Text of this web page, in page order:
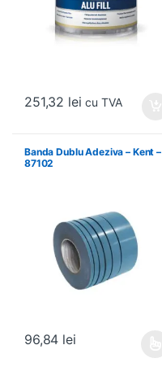
251,32 lei cu TVA
Banda Dublu Adeziva – Kent –
87102
96,84 lei